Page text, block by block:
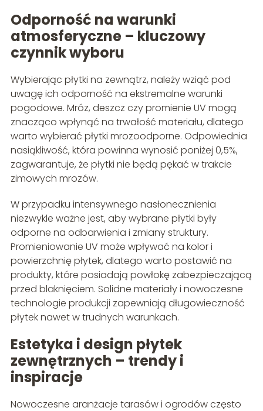
Odporność na warunki
atmosferyczne – kluczowy
czynnik wyboru
Wybierając płytki na zewnątrz, należy wziąć pod
uwagę ich odporność na ekstremalne warunki
pogodowe. Mróz, deszcz czy promienie UV mogą
znacząco wpłynąć na trwałość materiału, dlatego
warto wybierać płytki mrozoodporne. Odpowiednia
nasiąkliwość, która powinna wynosić poniżej 0,5%,
zagwarantuje, że płytki nie będą pękać w trakcie
zimowych mrozów.
W przypadku intensywnego nasłonecznienia
niezwykle ważne jest, aby wybrane płytki były
odporne na odbarwienia i zmiany struktury.
Promieniowanie UV może wpływać na kolor i
powierzchnię płytek, dlatego warto postawić na
produkty, które posiadają powłokę zabezpieczającą
przed blaknięciem. Solidne materiały i nowoczesne
technologie produkcji zapewniają długowieczność
płytek nawet w trudnych warunkach.
Estetyka i design płytek
zewnętrznych – trendy i
inspiracje
Nowoczesne aranżacje tarasów i ogrodów często